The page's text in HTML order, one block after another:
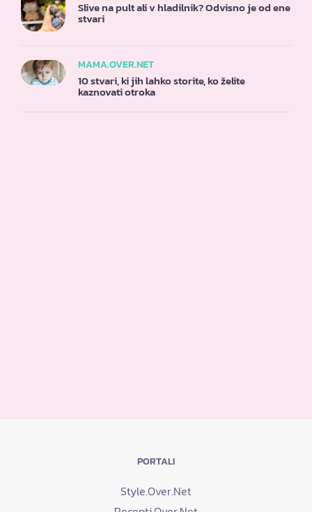
Slive na pult ali v hladilnik? Odvisno je od ene
stvari
MAMA.OVER.NET
10 stvari, ki jih lahko storite, ko želite
kaznovati otroka
PORTALI
Style.Over.Net